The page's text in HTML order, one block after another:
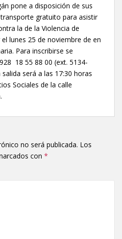
pone a disposición de sus
gratuito para asistir
la de la Violencia de
lunes 25 de noviembre de en
Para inscribirse se
18 55 88 00 (ext. 5134-
será a las 17:30 horas
Sociales de la calle
no será publicada. Los
con *